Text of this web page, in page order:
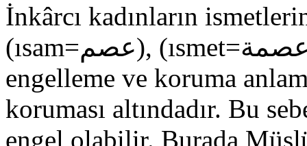
İnkârcı kadınların
(ısam=عصم), (ısmet=عصمة)’-in çoğuludur. Ismet Arapçada
engelleme ve koruma
koruması altındadır. Bu
engel olabilir. Burada